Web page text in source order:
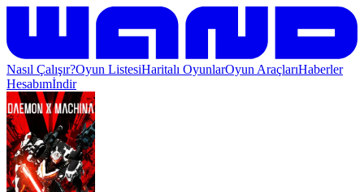
Nasıl Çalışır?Oyun ListesiHaritalı OyunlarOyun AraçlarıHaberler
Hesabımİndir